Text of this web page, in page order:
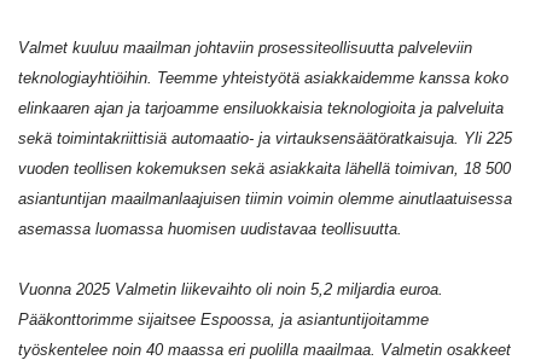
Valmet kuuluu maailman johtaviin prosessiteollisuutta palveleviin
teknologiayhtiöihin. Teemme yhteistyötä asiakkaidemme kanssa koko
elinkaaren ajan ja tarjoamme ensiluokkaisia teknologioita ja palveluita
sekä toimintakriittisiä automaatio- ja virtauksensäätöratkaisuja. Yli 225
vuoden teollisen kokemuksen sekä asiakkaita lähellä toimivan, 18 500
asiantuntijan maailmanlaajuisen tiimin voimin olemme ainutlaatuisessa
asemassa luomassa huomisen uudistavaa teollisuutta.
Vuonna 2025 Valmetin liikevaihto oli noin 5,2 miljardia euroa.
Pääkonttorimme sijaitsee Espoossa, ja asiantuntijoitamme
työskentelee noin 40 maassa eri puolilla maailmaa. Valmetin osakkeet